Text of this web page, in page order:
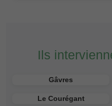
Ils
Gâvres
Le Courégant